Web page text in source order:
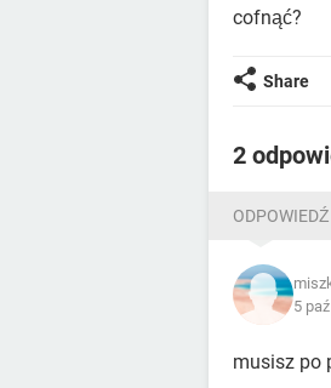
cofnąć?
Share
2
5
musisz po